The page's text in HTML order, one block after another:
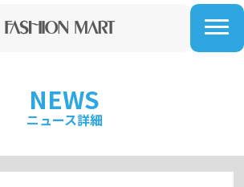
NEWS
ニュース詳細